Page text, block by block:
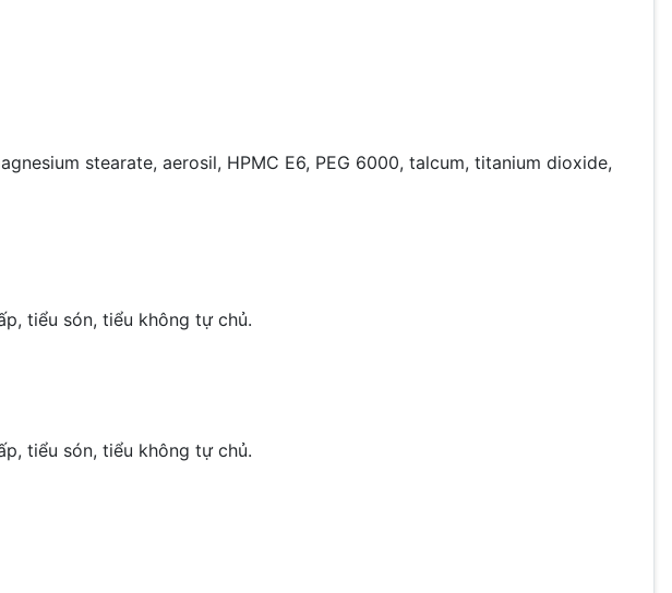
stearate, aerosil, HPMC E6, PEG 6000, talcum, titanium dioxide,
tiểu són, tiểu không tự chủ.
tiểu són, tiểu không tự chủ.